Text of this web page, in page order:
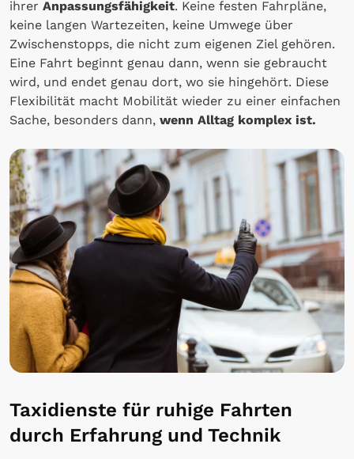
ihrer Anpassungsfähigkeit. Keine festen Fahrpläne,
keine langen Wartezeiten, keine Umwege über
Zwischenstopps, die nicht zum eigenen Ziel gehören.
Eine Fahrt beginnt genau dann, wenn sie gebraucht
wird, und endet genau dort, wo sie hingehört. Diese
Flexibilität macht Mobilität wieder zu einer einfachen
Sache, besonders dann, wenn Alltag komplex ist.
Taxidienste für ruhige Fahrten
durch Erfahrung und Technik